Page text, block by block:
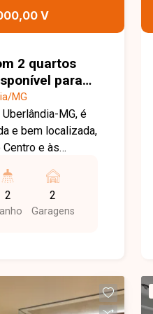
está pronta
você a encontrar
com conforto
V
2 quartos
para
em
MG
MG, é
e bem localizada,
e às
de comércios,
farmácias e
de sala de
de jantar,
2 2
Garagens